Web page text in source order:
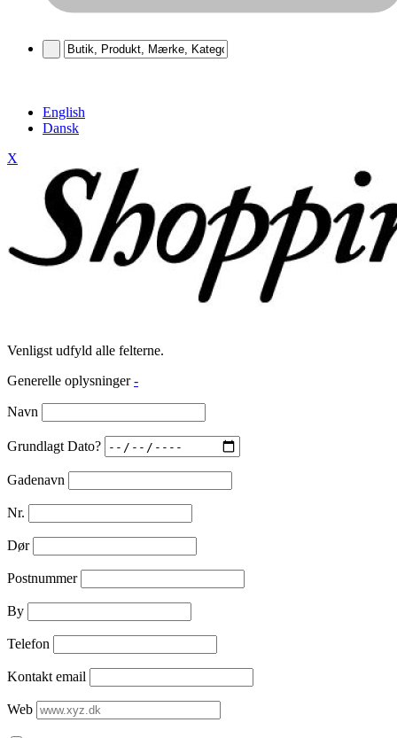
English
Dansk
X
Venligst udfyld alle felterne.
Generelle oplysninger -
Navn
Grundlagt Dato?
Gadenavn
Nr.
Dør
Postnummer
By
Telefon
Kontakt email
Web